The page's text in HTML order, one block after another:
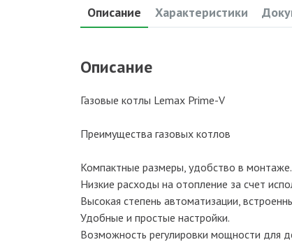
Описание Характеристики
Описание
Газовые котлы Lemax Prime-V
Преимущества газовых котлов
Компактные размеры, удобство в монтаже.
Низкие расходы на отопление за счет
Высокая степень автоматизации,
Удобные и простые настройки.
Возможность регулировки мощности для